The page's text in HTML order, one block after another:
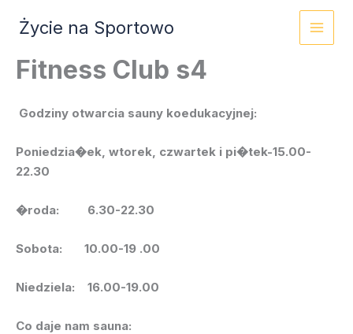
Życie na Sportowo
Fitness Club s4
Godziny otwarcia sauny koedukacyjnej:
Poniedzia�ek, wtorek, czwartek i pi�tek-15.00-
22.30
�roda: 6.30-22.30
Sobota: 10.00-19 .00
Niedziela: 16.00-19.00
Co daje nam sauna: